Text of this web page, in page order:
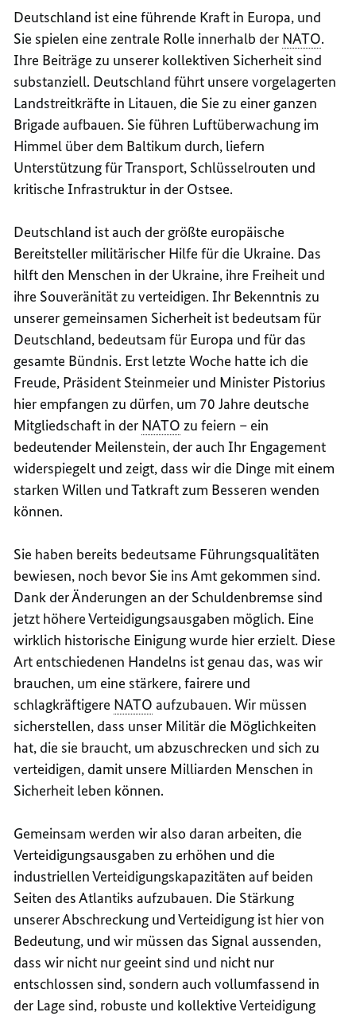
Deutschland ist eine führende Kraft in Europa, und
Sie spielen eine zentrale Rolle innerhalb der NATO.
Ihre Beiträge zu unserer kollektiven Sicherheit sind
substanziell. Deutschland führt unsere vorgelagerten
Landstreitkräfte in Litauen, die Sie zu einer ganzen
Brigade aufbauen. Sie führen Luftüberwachung im
Himmel über dem Baltikum durch, liefern
Unterstützung für Transport, Schlüsselrouten und
kritische Infrastruktur in der Ostsee.
Deutschland ist auch der größte europäische
Bereitsteller militärischer Hilfe für die Ukraine. Das
hilft den Menschen in der Ukraine, ihre Freiheit und
ihre Souveränität zu verteidigen. Ihr Bekenntnis zu
unserer gemeinsamen Sicherheit ist bedeutsam für
Deutschland, bedeutsam für Europa und für das
gesamte Bündnis. Erst letzte Woche hatte ich die
Freude, Präsident Steinmeier und Minister Pistorius
hier empfangen zu dürfen, um 70 Jahre deutsche
Mitgliedschaft in der NATO zu feiern – ein
bedeutender Meilenstein, der auch Ihr Engagement
widerspiegelt und zeigt, dass wir die Dinge mit einem
starken Willen und Tatkraft zum Besseren wenden
können.
Sie haben bereits bedeutsame Führungsqualitäten
bewiesen, noch bevor Sie ins Amt gekommen sind.
Dank der Änderungen an der Schuldenbremse sind
jetzt höhere Verteidigungsausgaben möglich. Eine
wirklich historische Einigung wurde hier erzielt. Diese
Art entschiedenen Handelns ist genau das, was wir
brauchen, um eine stärkere, fairere und
schlagkräftigere NATO aufzubauen. Wir müssen
sicherstellen, dass unser Militär die Möglichkeiten
hat, die sie braucht, um abzuschrecken und sich zu
verteidigen, damit unsere Milliarden Menschen in
Sicherheit leben können.
Gemeinsam werden wir also daran arbeiten, die
Verteidigungsausgaben zu erhöhen und die
industriellen Verteidigungskapazitäten auf beiden
Seiten des Atlantiks aufzubauen. Die Stärkung
unserer Abschreckung und Verteidigung ist hier von
Bedeutung, und wir müssen das Signal aussenden,
dass wir nicht nur geeint sind und nicht nur
entschlossen sind, sondern auch vollumfassend in
der Lage sind, robuste und kollektive Verteidigung